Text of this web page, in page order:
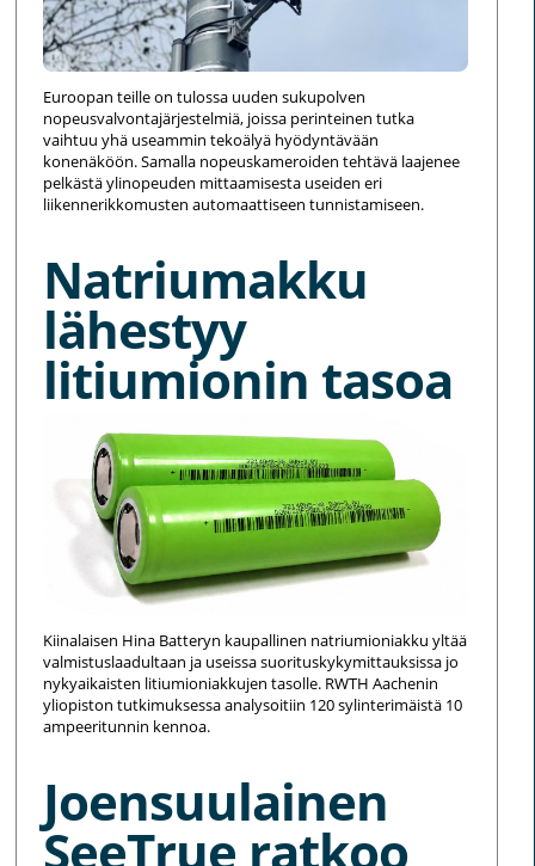
Euroopan teille on tulossa uuden sukupolven
nopeusvalvontajärjestelmiä, joissa perinteinen tutka
vaihtuu yhä useammin tekoälyä hyödyntävään
konenäköön. Samalla nopeuskameroiden tehtävä laajenee
pelkästä ylinopeuden mittaamisesta useiden eri
liikennerikkomusten automaattiseen tunnistamiseen.
Natriumakku
lähestyy
litiumionin tasoa
Kiinalaisen Hina Batteryn kaupallinen natriumioniakku yltää
valmistuslaadultaan ja useissa suorituskykymittauksissa jo
nykyaikaisten litiumioniakkujen tasolle. RWTH Aachenin
yliopiston tutkimuksessa analysoitiin 120 sylinterimäistä 10
ampeeritunnin kennoa.
Joensuulainen
SeeTrue ratkoo